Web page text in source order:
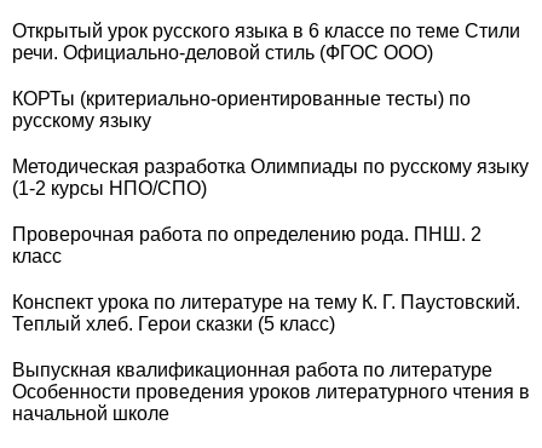
Открытый урок русского языка в 6 классе по теме Стили
речи. Официально-деловой стиль (ФГОС ООО)
КОРТы (критериально-ориентированные тесты) по
русскому языку
Методическая разработка Олимпиады по русскому языку
(1-2 курсы НПО/СПО)
Проверочная работа по определению рода. ПНШ. 2
класс
Конспект урока по литературе на тему К. Г. Паустовский.
Теплый хлеб. Герои сказки (5 класс)
Выпускная квалификационная работа по литературе
Особенности проведения уроков литературного чтения в
начальной школе